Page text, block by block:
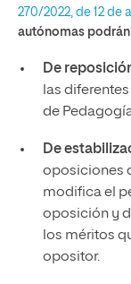
270/2022, de 12 de
autónomas
De
las
de
De
oposiciones
modifica el
oposición y
los méritos
opositor.